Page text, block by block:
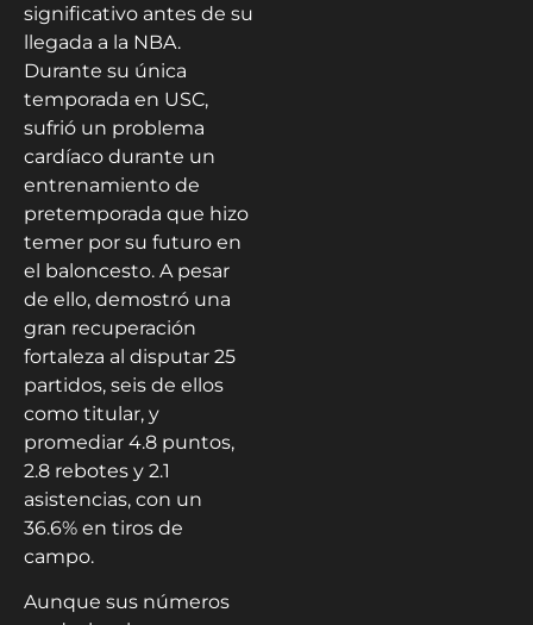
significativo antes de su
llegada a la NBA.
Durante su única
temporada en USC,
sufrió un problema
cardíaco durante un
entrenamiento de
pretemporada que hizo
temer por su futuro en
el baloncesto. A pesar
de ello, demostró una
gran recuperación
fortaleza al disputar 25
partidos, seis de ellos
como titular, y
promediar 4.8 puntos,
2.8 rebotes y 2.1
asistencias, con un
36.6% en tiros de
campo.
Aunque sus números